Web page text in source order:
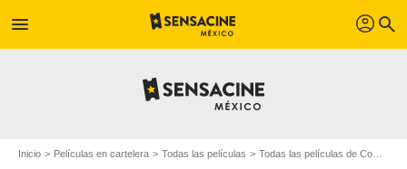
menu profil search
Inicio Películas en cartelera Todas las películas Todas las películas de Comedia